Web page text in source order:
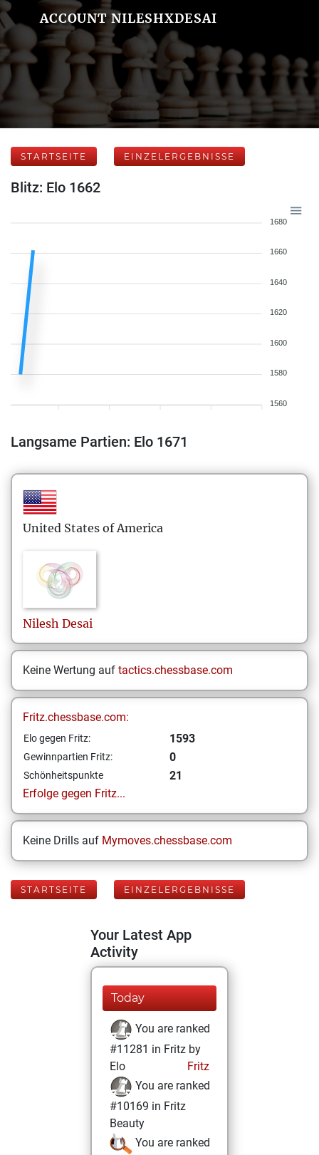
ACCOUNT NILESHXDESAI
STARTSEITE EINZELERGEBNISSE
Blitz: Elo 1662
1680
1660
1640
1620
1600
1580
1560
Langsame Partien: Elo 1671
United States of America
Nilesh Desai
Keine Wertung auf tactics.chessbase.com
Fritz.chessbase.com:
Elo gegen Fritz: 1593
Gewinnpartien Fritz: 0
Schönheitspunkte
21
Erfolge gegen Fritz...
Keine Drills auf Mymoves.chessbase.com
STARTSEITE EINZELERGEBNISSE
Your Latest App
Activity
Today
You are ranked
#11281 in Fritz by
Elo
Fritz
You are ranked
#10169 in Fritz
Beauty
You are ranked